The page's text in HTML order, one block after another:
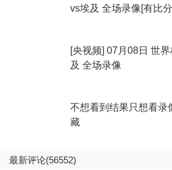
vs埃及 全场录像[有比
[央视频] 07月08日 世
及 全场录像
不想看到结果只想看录
藏
最新评论(56552)